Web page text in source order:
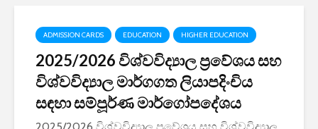
ADMISSION CARDS EDUCATION HIGHER EDUCATION
2025/2026 විශ්වවිද්‍යාල ප්‍රවේශය සහ
විශ්වවිද්‍යාල මාර්ගගත ලියාපදිංචිය
සඳහා සම්පූර්ණ මාර්ගෝපදේශය